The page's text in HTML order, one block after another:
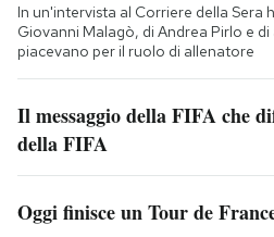
In un'intervista al Corriere della Sera
Giovanni Malagò, di Andrea Pirlo e
piacevano per il ruolo di allenatore
Il messaggio della FIFA che
della FIFA
Oggi finisce un Tour de